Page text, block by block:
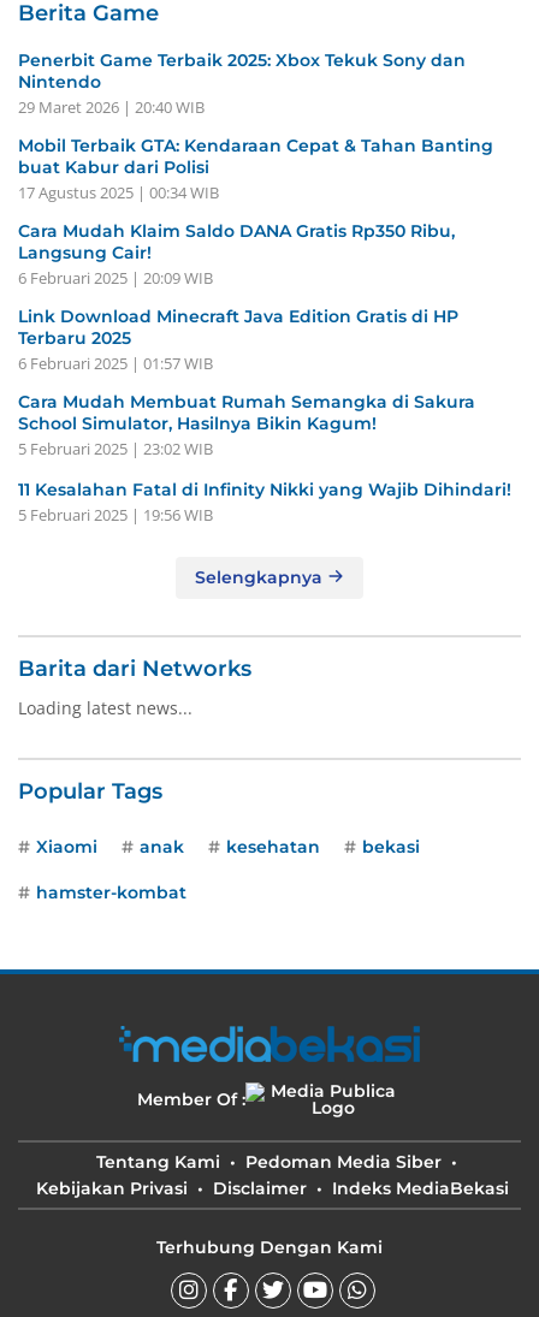
Berita Game
Penerbit Game Terbaik 2025: Xbox Tekuk Sony dan
Nintendo
29 Maret 2026 | 20:40 WIB
Mobil Terbaik GTA: Kendaraan Cepat & Tahan Banting
buat Kabur dari Polisi
17 Agustus 2025 | 00:34 WIB
Cara Mudah Klaim Saldo DANA Gratis Rp350 Ribu,
Langsung Cair!
6 Februari 2025 | 20:09 WIB
Link Download Minecraft Java Edition Gratis di HP
Terbaru 2025
6 Februari 2025 | 01:57 WIB
Cara Mudah Membuat Rumah Semangka di Sakura
School Simulator, Hasilnya Bikin Kagum!
5 Februari 2025 | 23:02 WIB
11 Kesalahan Fatal di Infinity Nikki yang Wajib Dihindari!
5 Februari 2025 | 19:56 WIB
Selengkapnya
Barita dari Networks
Loading latest news...
Popular Tags
Xiaomi anak kesehatan bekasi
hamster-kombat
Member Of :
Tentang Kami
Pedoman Media Siber
Kebijakan Privasi
Disclaimer Indeks MediaBekasi
Terhubung Dengan Kami